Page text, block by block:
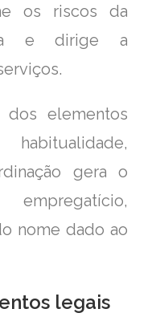
os riscos da
e dirige a
dos elementos
gera o
nome dado ao
legais